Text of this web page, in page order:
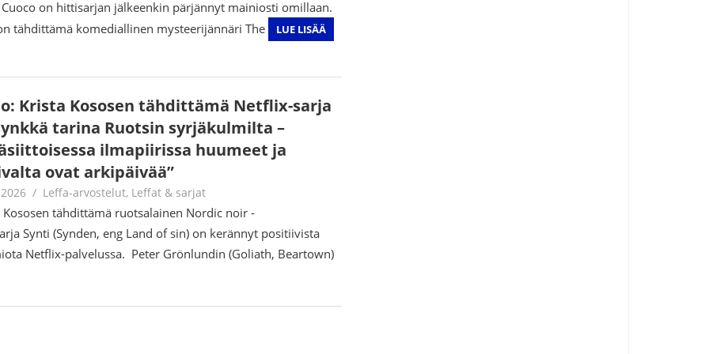
Cuoco on hittisarjan jälkeenkin pärjännyt mainiosti omillaan.
tähdittämä komediallinen mysteerijännäri The
LUE LISÄÄ
Krista Kososen tähdittämä Netflix-sarja
tarina Ruotsin syrjäkulmilta –
ilmapiirissa huumeet ja
ovat arkipäivää”
Jouni Hirn
Leffa-arvostelut, Leffat & sarjat
Kososen tähdittämä ruotsalainen Nordic noir -
Synti (Synden, eng Land of sin) on kerännyt positiivista
Netflix-palvelussa. Peter Grönlundin (Goliath, Beartown)